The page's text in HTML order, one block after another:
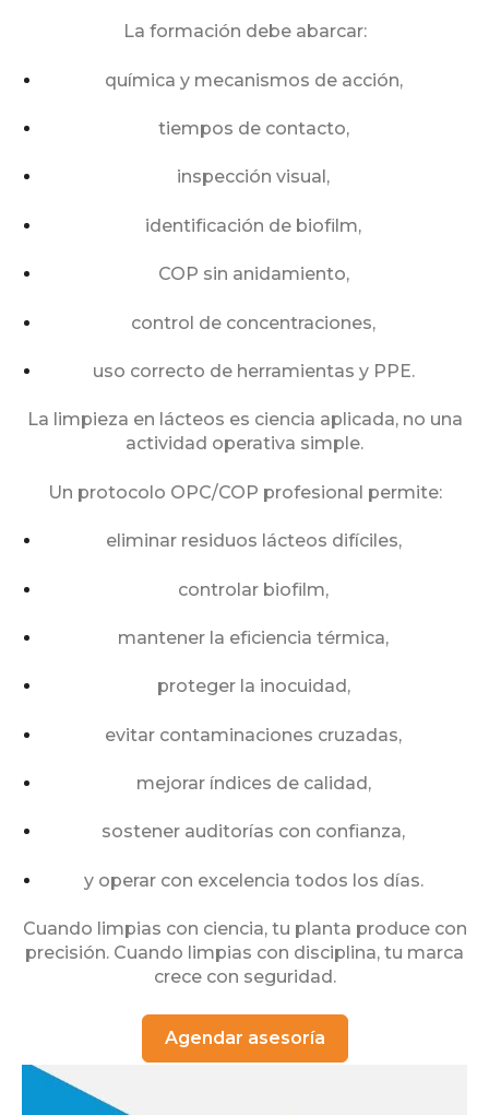
La formación debe abarcar:
química y mecanismos de acción,
tiempos de contacto,
inspección visual,
identificación de biofilm,
COP sin anidamiento,
control de concentraciones,
uso correcto de herramientas y PPE.
La limpieza en lácteos es ciencia aplicada, no una
actividad operativa simple.
Un protocolo OPC/COP profesional permite:
eliminar residuos lácteos difíciles,
controlar biofilm,
mantener la eficiencia térmica,
proteger la inocuidad,
evitar contaminaciones cruzadas,
mejorar índices de calidad,
sostener auditorías con confianza,
y operar con excelencia todos los días.
Cuando limpias con ciencia, tu planta produce con
precisión. Cuando limpias con disciplina, tu marca
crece con seguridad.
Agendar asesoría